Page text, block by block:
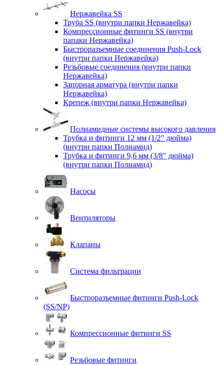
Нержавейка SS
Труба SS (внутри папки Нержавейка)
Компрессионные фитинги SS (внутри
папаки Нержавейка)
Быстроразъемные соединения Push-Lock
(внутри папки Нержавейка)
Резьбовые соединения (внутри папки
Нержавейка)
Запорная арматура (внутри папки
Нержавейка)
Крепеж (внутри папки Нержавейка)
Полиамидные системы высокого давления
Трубка и фитинги 12 мм (1/2" дюйма)
(внутри папки Полиамид)
Трубка и фитинги 9,6 мм (3/8" дюйма)
(внутри папки Полиамид)
Насосы
Вентиляторы
Клапаны
Система фильтрации
Быстроразъемные фитинги Push-Lock
(SS/NP)
Компрессионные фитинги SS
Резьбовые фитинги